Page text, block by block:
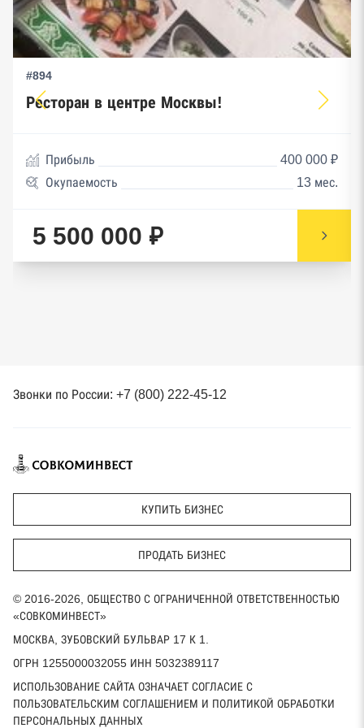
#894
Ресторан в центре Москвы!
Прибыль
400 000 ₽
Окупаемость
13 мес.
5 500 000 ₽
Звонки по России: +7 (800) 222-45-12
КУПИТЬ БИЗНЕС
ПРОДАТЬ БИЗНЕС
© 2016-2026, ОБЩЕСТВО С ОГРАНИЧЕННОЙ ОТВЕТСТВЕННОСТЬЮ
«СОВКОМИНВЕСТ»
МОСКВА, ЗУБОВСКИЙ БУЛЬВАР 17 К 1.
ОГРН 1255000032055 ИНН 5032389117
ИСПОЛЬЗОВАНИЕ САЙТА ОЗНАЧАЕТ СОГЛАСИЕ С
ПОЛЬЗОВАТЕЛЬСКИМ СОГЛАШЕНИЕМ И ПОЛИТИКОЙ ОБРАБОТКИ
ПЕРСОНАЛЬНЫХ ДАННЫХ